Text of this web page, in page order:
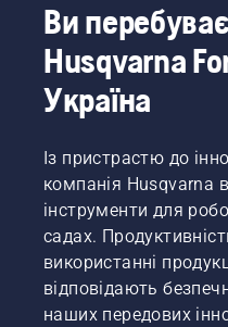
Ви
Husqvarna
Україна
Із пристрастю до
компанія Husqvarna
інструменти для
садах.
використанні
відповідають
наших передових